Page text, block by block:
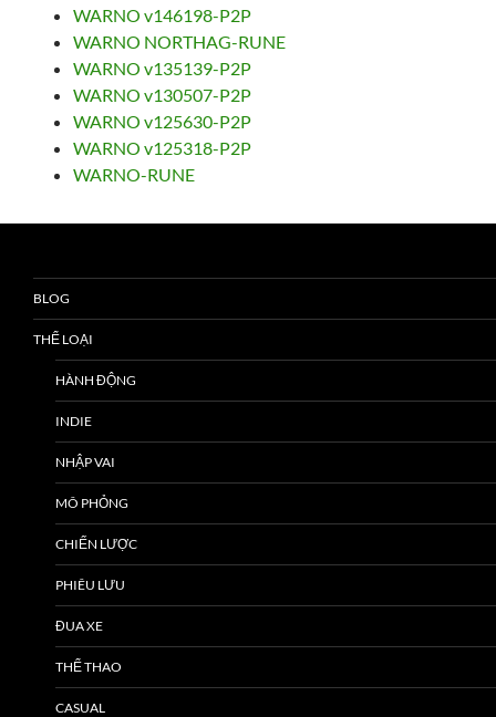
WARNO v146198-P2P
WARNO NORTHAG-RUNE
WARNO v135139-P2P
WARNO v130507-P2P
WARNO v125630-P2P
WARNO v125318-P2P
WARNO-RUNE
BLOG
THỂ LOẠI
HÀNH ĐỘNG
INDIE
NHẬP VAI
MÔ PHỎNG
CHIẾN LƯỢC
PHIÊU LƯU
ĐUA XE
THỂ THAO
CASUAL